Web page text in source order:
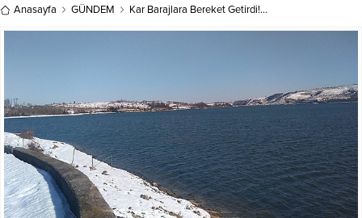
Anasayfa GÜNDEM Kar Barajlara Bereket Getirdi!…